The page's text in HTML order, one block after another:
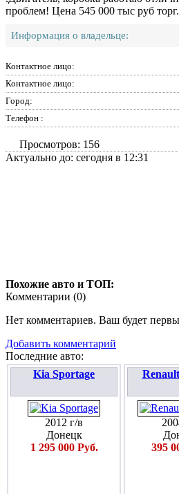
проблем! Цена 545 000 тыс руб торг.
Информация о владельце:
Контактное лицо:
Контактное лицо:
Город:
Телефон :
Просмотров: 156
Актуально до: сегодня в 12:31
Похожие авто и ТОП:
Комментарии (0)
Нет комментариев. Ваш будет
Добавить комментарий
Последние авто:
Kia Sportage
2012 г/в
Донецк
1 295 000 Руб.
395